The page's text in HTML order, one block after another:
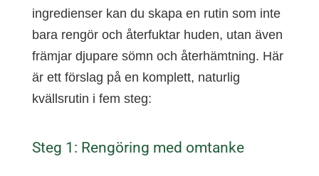
ingredienser kan du skapa en rutin som inte
bara rengör och återfuktar huden, utan även
främjar djupare sömn och återhämtning. Här
är ett förslag på en komplett, naturlig
kvällsrutin i fem steg:
Steg 1: Rengöring med omtanke